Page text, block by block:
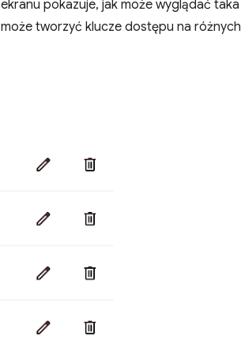
pokazuje, jak może wyglądać taka
tworzyć klucze dostępu na różnych